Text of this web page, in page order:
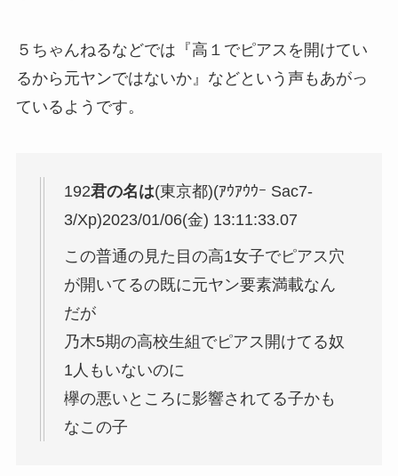
５ちゃんねるなどでは『高１でピアスを開けてい
るから元ヤンではないか』などという声もあがっ
ているようです。
192君の名は(東京都)(ｱｳｱｳｳｰ Sac7-
3/Xp)2023/01/06(金) 13:11:33.07
この普通の見た目の高1女子でピアス穴
が開いてるの既に元ヤン要素満載なん
だが
乃木5期の高校生組でピアス開けてる奴
1人もいないのに
欅の悪いところに影響されてる子かも
なこの子